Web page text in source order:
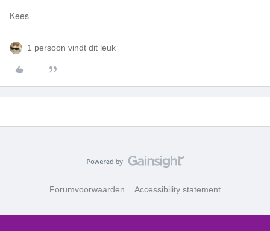
Kees
1 persoon vindt dit leuk
Forumvoorwaarden Accessibility statement